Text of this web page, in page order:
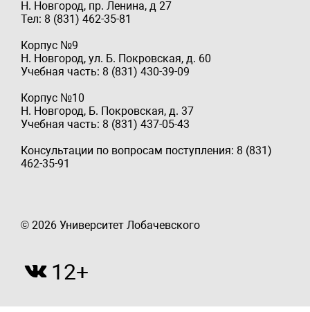
Н. Новгород, пр. Ленина, д 27
Тел: 8 (831) 462-35-81
Корпус №9
Н. Новгород, ул. Б. Покровская, д. 60
Учебная часть: 8 (831) 430-39-09
Корпус №10
Н. Новгород, Б. Покровская, д. 37
Учебная часть: 8 (831) 437-05-43
Консультации по вопросам поступления: 8 (831)
462-35-91
© 2026 Университет Лобачевского
12+